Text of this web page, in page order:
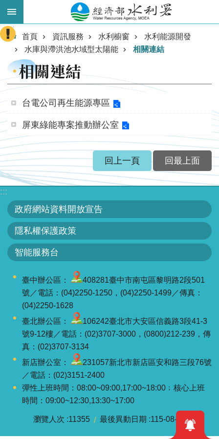
跳到主要內容區塊
進
階
搜
尋
業
主
軸
最
新
情
便
服
:::
首頁 資訊服務 水利櫥窗
水利能源開發
水庫與滯洪池水域型太陽能
相關連結
相關連結
台電公司再生能源專區
屏東綠能專案推動辦公室
回上一頁 回最上面
:::
政府網站資料開放宣告
隱私權保護政策
智能服務台
臺中辦公區：
408281臺中市南屯區黎明路2段501
號／電話：(04)2250-1250，(04)2250-1499／傳真：
(04)2250-1628
臺北辦公區：
106242臺北市大安區信義路3段41-3
號9-12樓／電話：(02)3707-3000，(0800)212-239，傳
真：(02)3707-3134
新店辦公室：
231057新北市新店區安和路三段76號
／電話：(02)3151-2400
彈性上班時間：08:00~09:00,17:00~18:00﹔核心上班
時間：09:00~12:30,13:30~17:00
瀏覽人次 11355 最後異動日期 115-08-09